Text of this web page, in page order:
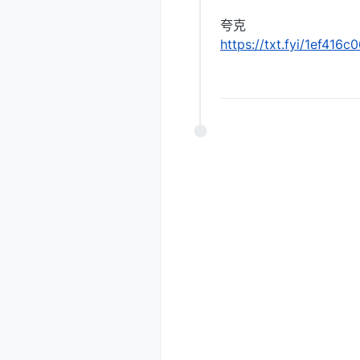
夸克
https://txt.fyi/